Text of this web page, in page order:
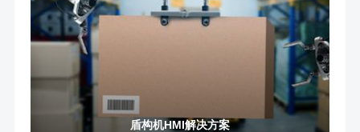
盾构机HMI解决方案